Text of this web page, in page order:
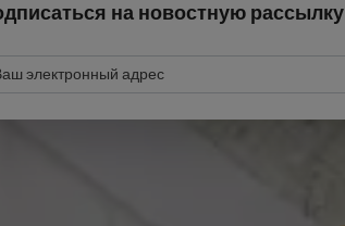
на новостную рассылку